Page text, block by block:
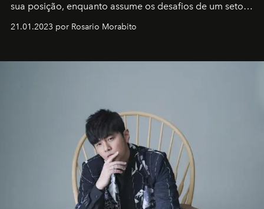
sua posição, enquanto assume os desafios de um setor
em rápida evolução e redefinindo o conceito de luxo
21.01.2023 por Rosario Morabito